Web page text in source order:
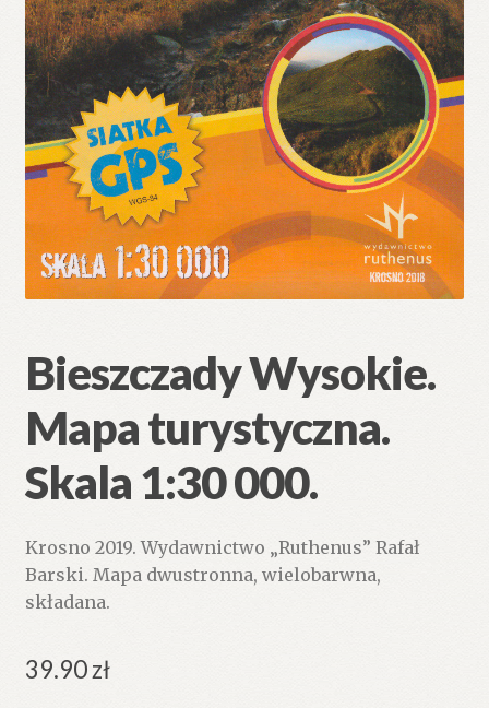
Bieszczady Wysokie.
Mapa turystyczna.
Skala 1:30 000.
Krosno 2019. Wydawnictwo „Ruthenus” Rafał
Barski. Mapa dwustronna, wielobarwna,
składana.
39.90zł